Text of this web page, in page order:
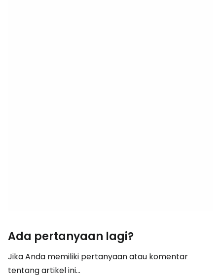
Ada pertanyaan lagi?
Jika Anda memiliki pertanyaan atau komentar
tentang artikel ini...